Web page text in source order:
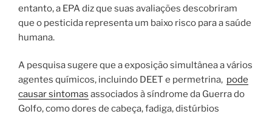
entanto, a EPA diz que suas avaliações descobriram
que o pesticida representa um baixo risco para a saúde
humana.
A pesquisa sugere que a exposição simultânea a vários
agentes químicos, incluindo DEET e permetrina, pode
causar sintomas associados à síndrome da Guerra do
Golfo, como dores de cabeça, fadiga, distúrbios